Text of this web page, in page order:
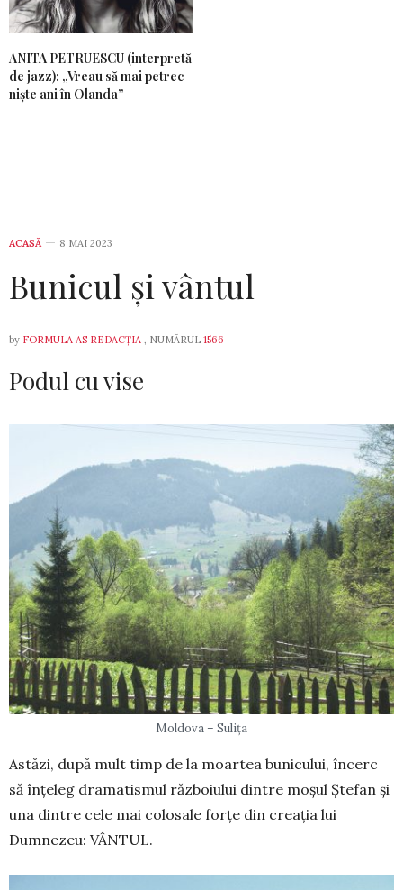
ANITA PETRUESCU (interpretă
de jazz): „Vreau să mai petrec
niște ani în Olanda”
ACASĂ 8 MAI 2023
Bunicul și vântul
by FORMULA AS REDACȚIA , NUMĂRUL 1566
Podul cu vise
Moldova – Sulița
Astăzi, după mult timp de la moartea bunicului, încerc
să înţeleg dramatismul războiului dintre moşul Ştefan şi
una dintre cele mai colosale forţe din creaţia lui
Dumnezeu: VÂNTUL.